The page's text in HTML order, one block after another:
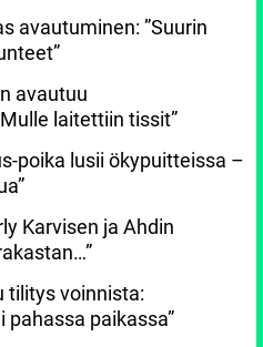
avautuminen: ”Suurin
avautuu
laitettiin tissit”
poika lusii ökypuitteissa –
Karvisen ja Ahdin
tilitys voinnista:
pahassa paikassa”